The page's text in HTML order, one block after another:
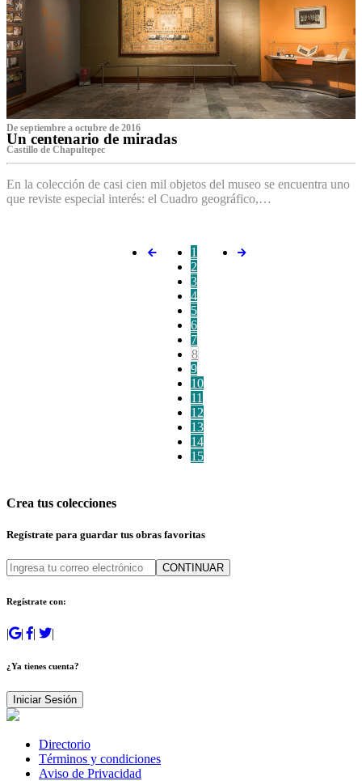
De septiembre a octubre de 2016
Un centenario de miradas
Castillo de Chapultepec
En la colección de casi cien mil objetos del museo se encuentra uno
que reviste especial interés: el Cuadro geográfico,…
1
2
3
4
5
6
7
8
9
10
11
12
13
14
15
Crea tus colecciones
Regístrate para guardar tus obras favoritas
CONTINUAR
Regístrate con:
| | | |
¿Ya tienes cuenta?
Iniciar Sesión
Directorio
Términos y condiciones
Aviso de Privacidad